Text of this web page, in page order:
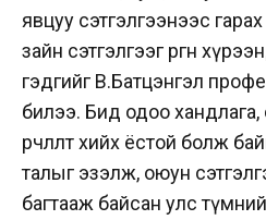
явцуу сэтгэлгээнээс
зайн сэтгэлгээг өргөн
гэдгийг В.Батцэнгэл
билээ. Бид одоо
өөрчлөлт хийх ёстой болж
талыг эзэлж, оюун
багтааж байсан улс